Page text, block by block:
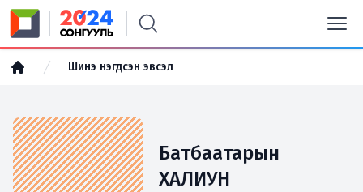
Шинэ нэгдсэн эвсэл
Батбаатарын
ХАЛИУН